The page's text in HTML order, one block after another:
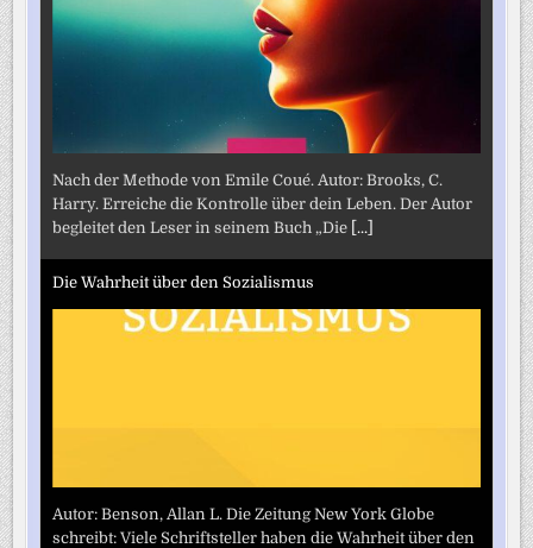
Nach der Methode von Emile Coué. Autor: Brooks, C.
Harry. Erreiche die Kontrolle über dein Leben. Der Autor
begleitet den Leser in seinem Buch „Die [...]
Die Wahrheit über den Sozialismus
Autor: Benson, Allan L. Die Zeitung New York Globe
schreibt: Viele Schriftsteller haben die Wahrheit über den